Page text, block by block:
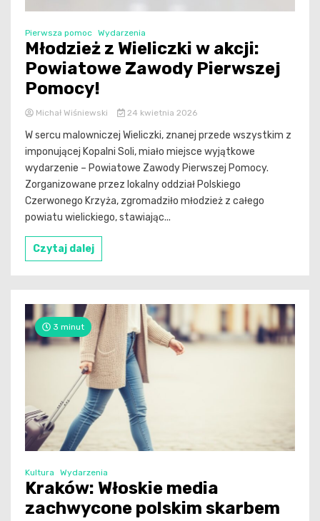
Pierwsza pomoc Wydarzenia
Młodzież z Wieliczki w akcji:
Powiatowe Zawody Pierwszej
Pomocy!
Michał Wiśniewski 24 kwietnia 2026
W sercu malowniczej Wieliczki, znanej przede wszystkim z
imponującej Kopalni Soli, miało miejsce wyjątkowe
wydarzenie – Powiatowe Zawody Pierwszej Pomocy.
Zorganizowane przez lokalny oddział Polskiego
Czerwonego Krzyża, zgromadziło młodzież z całego
powiatu wielickiego, stawiając...
Czytaj dalej
3 minut
Kultura Wydarzenia
Kraków: Włoskie media
zachwycone polskim skarbem